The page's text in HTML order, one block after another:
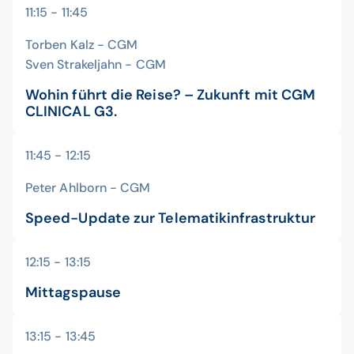
11:15 - 11:45
Torben Kalz - CGM
Sven Strakeljahn - CGM
Wohin führt die Reise? – Zukunft mit CGM
CLINICAL G3.
11:45 - 12:15
Peter Ahlborn - CGM
Speed-Update zur Telematikinfrastruktur
12:15 - 13:15
Mittagspause
13:15 - 13:45